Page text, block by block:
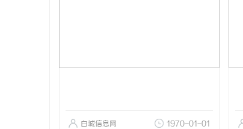
白城信息网 1970-01-01